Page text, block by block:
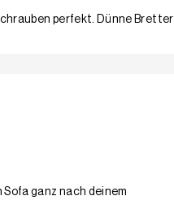
perfekt. Dünne Bretter
ganz nach deinem